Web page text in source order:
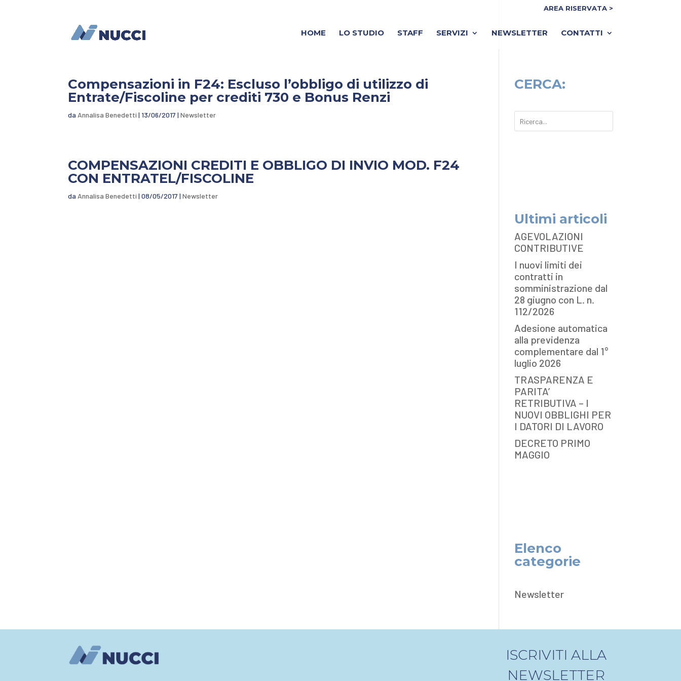
AREA RISERVATA >
HOME LO STUDIO STAFF SERVIZI NEWSLETTER CONTATTI
Compensazioni in F24: Escluso l’obbligo di utilizzo di
Entrate/Fiscoline per crediti 730 e Bonus Renzi
da Annalisa Benedetti | 13/06/2017 |Newsletter
COMPENSAZIONI CREDITI E OBBLIGO DI INVIO MOD. F24
CON ENTRATEL/FISCOLINE
da Annalisa Benedetti |08/05/2017 |Newsletter
CERCA:
Ultimi articoli
AGEVOLAZIONI
CONTRIBUTIVE
I nuovi limiti dei
contratti in
somministrazione dal
28 giugno con L. n.
112/2026
Adesione automatica
alla previdenza
complementare dal 1°
luglio 2026
TRASPARENZA E
PARITA’
RETRIBUTIVA – I
NUOVI OBBLIGHI PER
I DATORI DI LAVORO
DECRETO PRIMO
MAGGIO
Elenco
categorie
Newsletter
ISCRIVITI ALLA
NEWSLETTER